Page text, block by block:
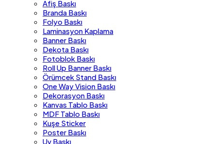
Afiş Baskı
Branda Baskı
Folyo Baskı
Laminasyon Kaplama
Banner Baskı
Dekota Baskı
Fotoblok Baskı
Roll Up Banner Baskı
Örümcek Stand Baskı
One Way Vision Baskı
Dekorasyon Baskı
Kanvas Tablo Baskı
MDF Tablo Baskı
Kuşe Sticker
Poster Baskı
Uv Baskı